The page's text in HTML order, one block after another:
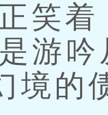
笑着
游
境的